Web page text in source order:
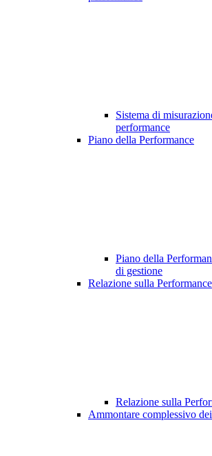
Sistema di
performance
Piano della Performance
Piano della
di gestione
Relazione sulla Performance
Relazione sulla
Ammontare complessivo